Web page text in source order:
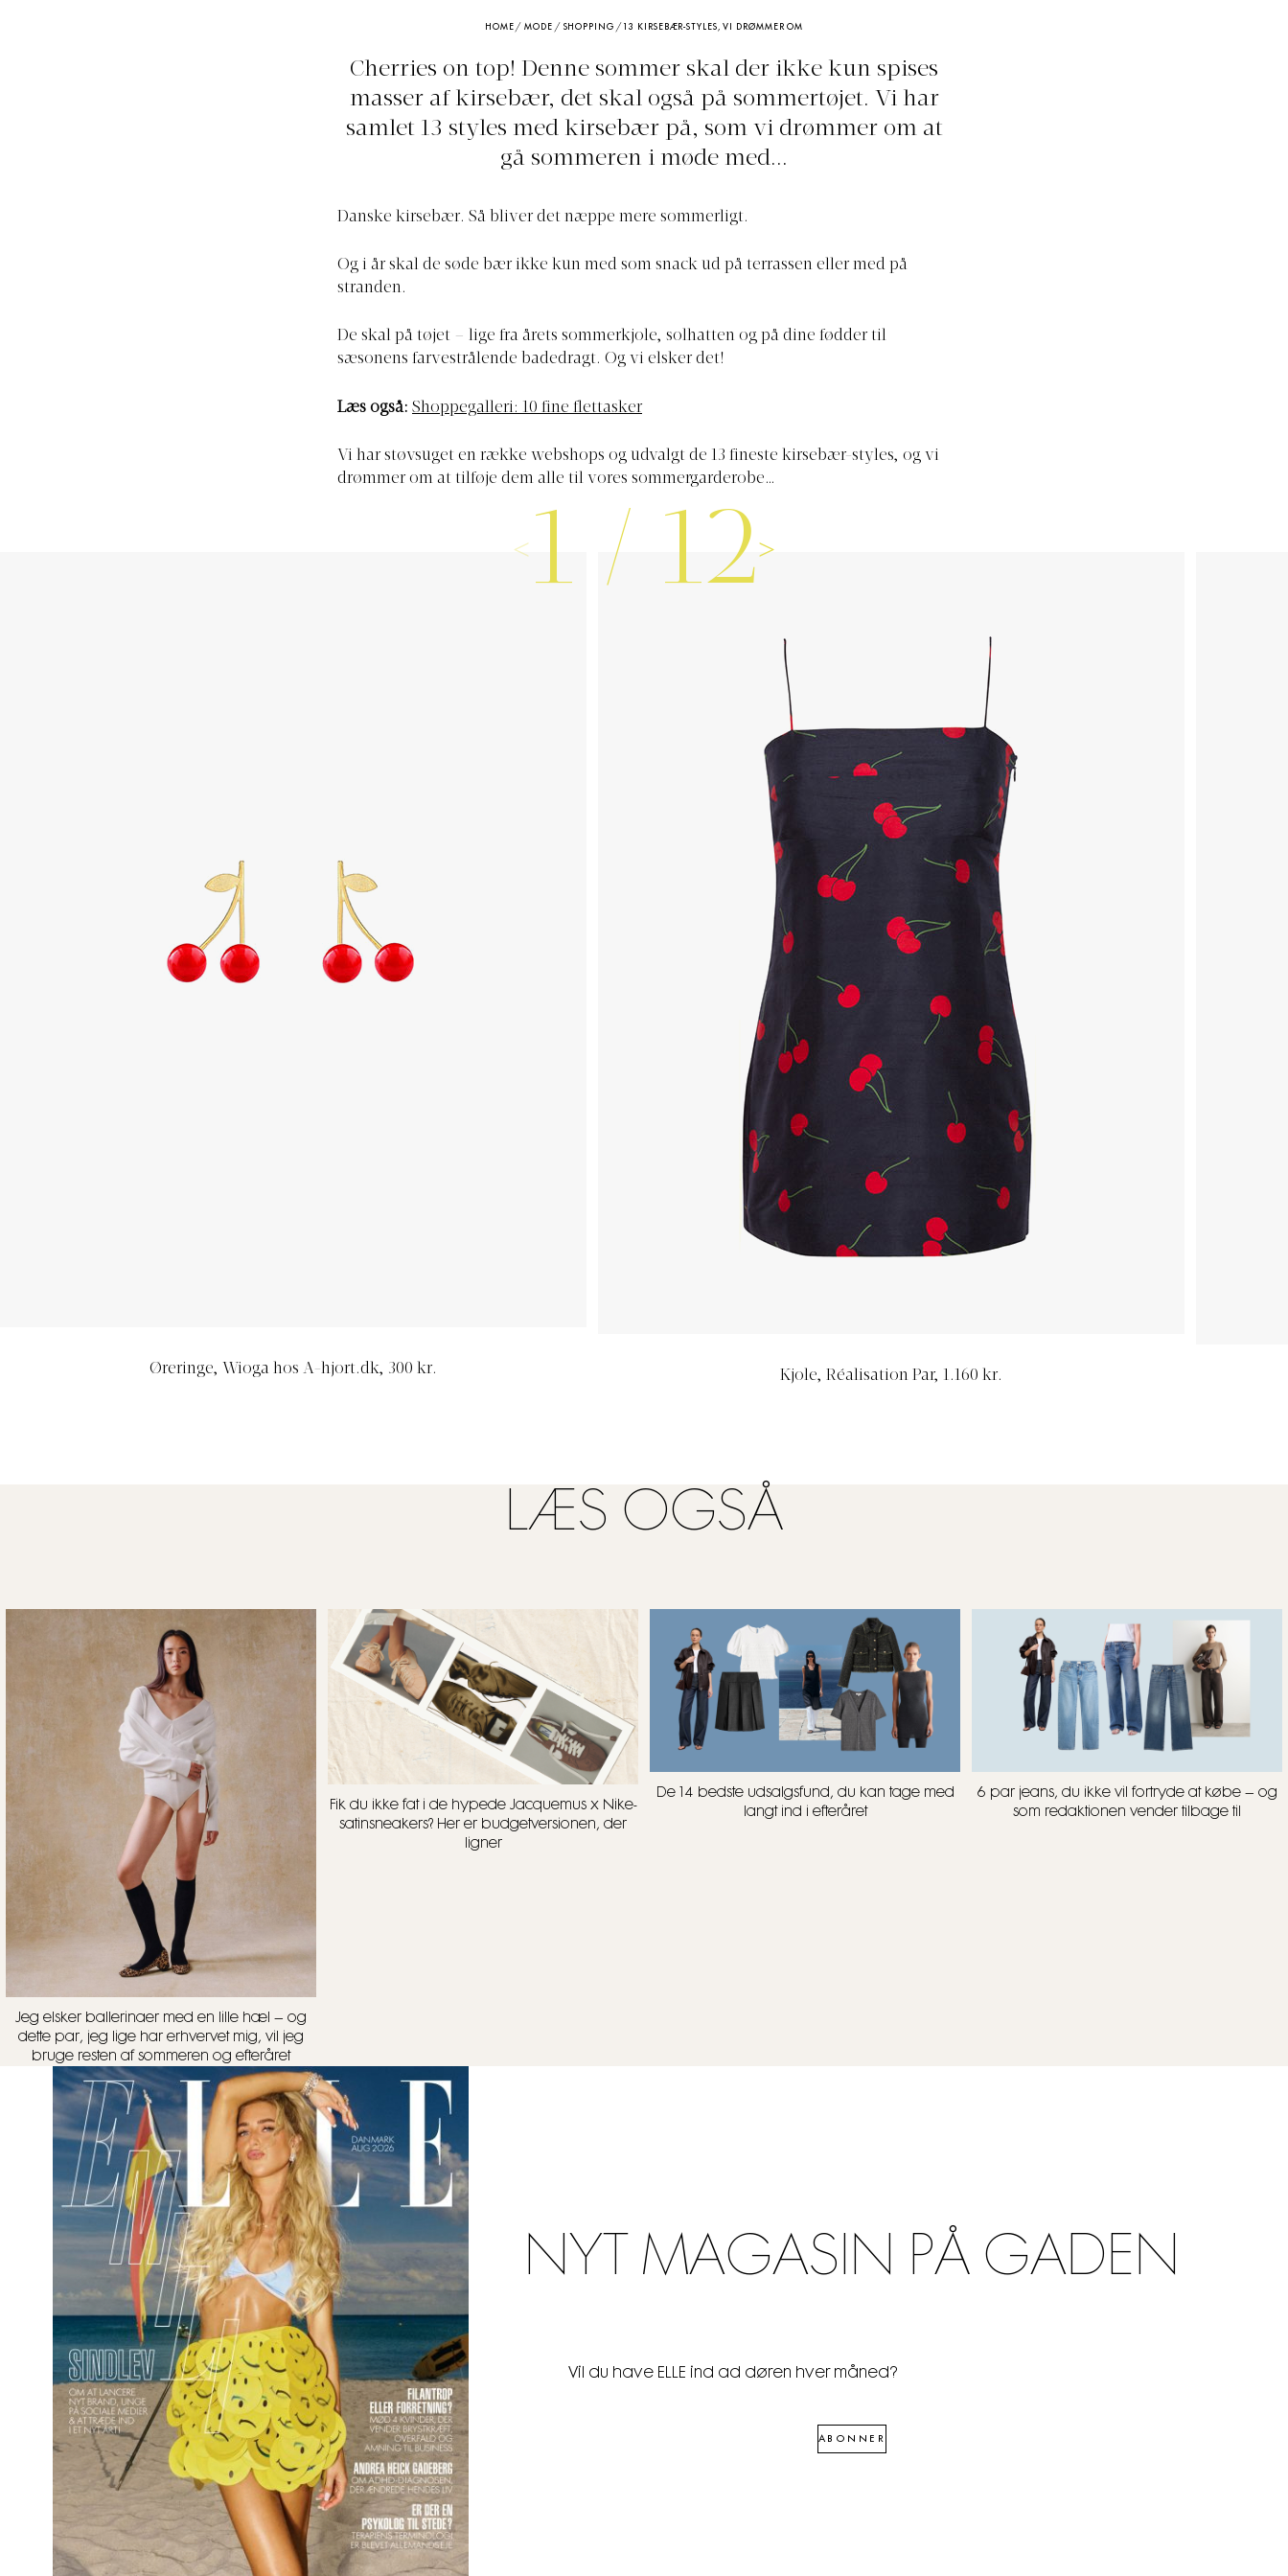
HOME /MODE / SHOPPING / 13 KIRSEBÆR-STYLES, VI DRØMMER OM
Cherries on top! Denne sommer skal der ikke kun spises
masser af kirsebær, det skal også på sommertøjet. Vi har
samlet 13 styles med kirsebær på, som vi drømmer om at
gå sommeren i møde med...
Danske kirsebær. Så bliver det næppe mere sommerligt.
Og i år skal de søde bær ikke kun med som snack ud på terrassen eller med på
stranden.
De skal på tøjet – lige fra årets sommerkjole, solhatten og på dine fødder til
sæsonens farvestrålende badedragt. Og vi elsker det!
Læs også: Shoppegalleri: 10 fine flettasker
Vi har støvsuget en række webshops og udvalgt de 13 fineste kirsebær-styles, og vi
drømmer om at tilføje dem alle til vores sommergarderobe…
1 / 12
Øreringe, Wioga hos A-hjort.dk, 300 kr. Kjole, Réalisation Par, 1.160 kr.
LÆS OGSÅ
Jeg elsker ballerinaer med en lille hæl – og
dette par, jeg lige har erhvervet mig, vil jeg
bruge resten af sommeren og efteråret
Fik du ikke fat i de hypede Jacquemus x Nike-
satinsneakers? Her er budgetversionen, der
ligner
De 14 bedste udsalgsfund, du kan tage med
langt ind i efteråret
6 par jeans, du ikke vil fortryde at købe – og
som redaktionen vender tilbage til
NYT MAGASIN PÅ GADEN
Vil du have ELLE ind ad døren hver måned?
ABONNER